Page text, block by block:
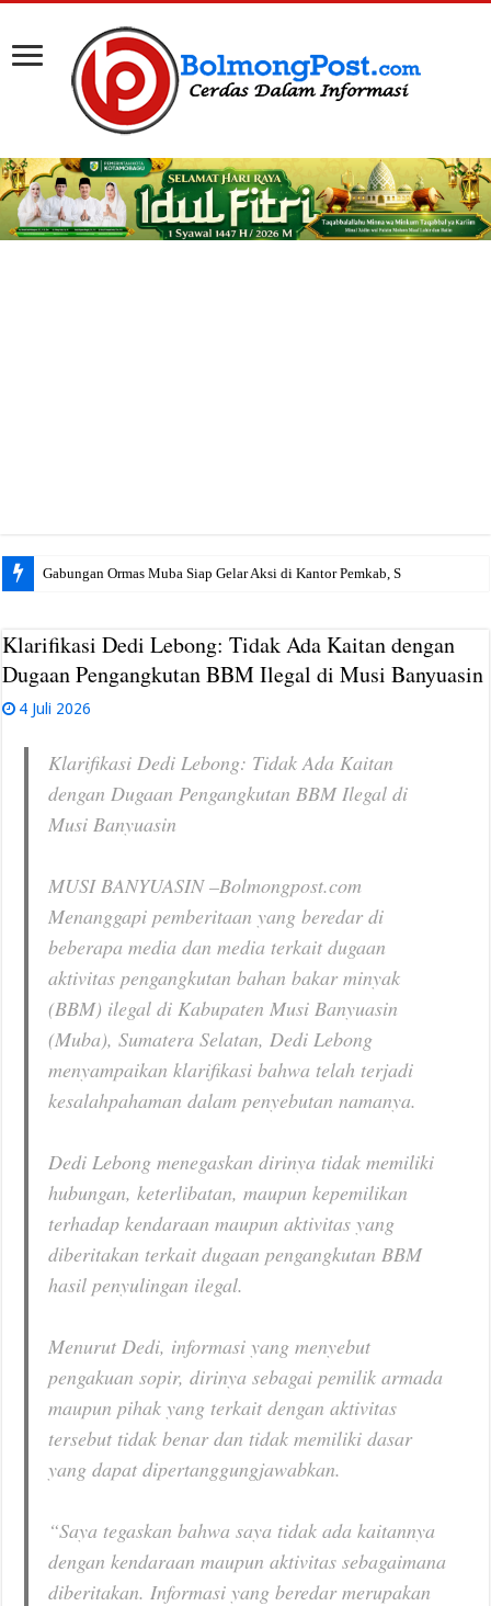
Klarifikasi Dedi Lebong: Tidak Ada Kaitan dengan
Dugaan Pengangkutan BBM Ilegal di Musi Banyuasin
4 Juli 2026
Klarifikasi Dedi Lebong: Tidak Ada Kaitan
dengan Dugaan Pengangkutan BBM Ilegal di
Musi Banyuasin
MUSI BANYUASIN –Bolmongpost.com
Menanggapi pemberitaan yang beredar di
beberapa media dan media terkait dugaan
aktivitas pengangkutan bahan bakar minyak
(BBM) ilegal di Kabupaten Musi Banyuasin
(Muba), Sumatera Selatan, Dedi Lebong
menyampaikan klarifikasi bahwa telah terjadi
kesalahpahaman dalam penyebutan namanya.
Dedi Lebong menegaskan dirinya tidak memiliki
hubungan, keterlibatan, maupun kepemilikan
terhadap kendaraan maupun aktivitas yang
diberitakan terkait dugaan pengangkutan BBM
hasil penyulingan ilegal.
Menurut Dedi, informasi yang menyebut
pengakuan sopir, dirinya sebagai pemilik armada
maupun pihak yang terkait dengan aktivitas
tersebut tidak benar dan tidak memiliki dasar
yang dapat dipertanggungjawabkan.
“Saya tegaskan bahwa saya tidak ada kaitannya
dengan kendaraan maupun aktivitas sebagaimana
diberitakan. Informasi yang beredar merupakan